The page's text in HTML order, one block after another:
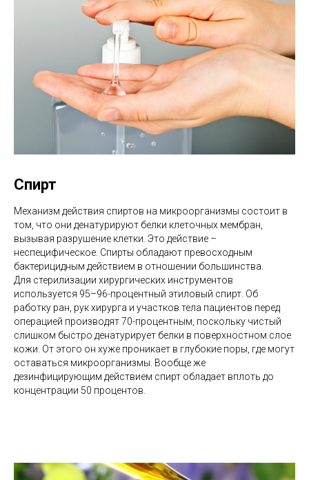
Спирт
Механизм действия спиртов на микроорганизмы состоит в
том, что они денатурируют белки клеточных мембран,
вызывая разрушение клетки. Это действие –
неспецифическое. Спирты обладают превосходным
бактерицидным действием в отношении большинства.
Для стерилизации хирургических инструментов
используется 95–96-процентный этиловый спирт. Об
работку ран, рук хирурга и участков тела пациентов перед
операцией производят 70-процентным, поскольку чистый
слишком быстро денатурирует белки в поверхностном слое
кожи. От этого он хуже проникает в глубокие поры, где могут
оставаться микроорганизмы. Вообще же
дезинфицирующим действием спирт обладает вплоть до
концентрации 50 процентов.